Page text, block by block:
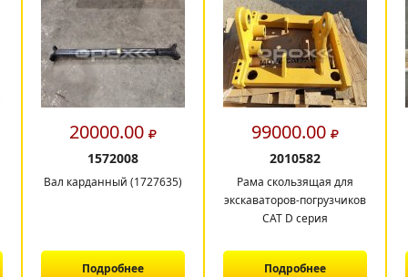
20000.00
1572008
Вал карданный (1727635)
Подробнее
99000.00
2010582
Рама скользящая для
экскаваторов-погрузчиков
CAT D серия
Подробнее